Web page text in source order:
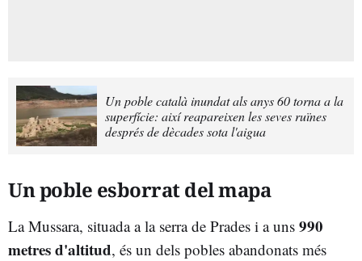
Un poble català inundat als anys 60 torna a la
superfície: així reapareixen les seves ruïnes
després de dècades sota l'aigua
Un poble esborrat del mapa
La Mussara, situada a la serra de Prades i a uns 990
metres d'altitud, és un dels pobles abandonats més